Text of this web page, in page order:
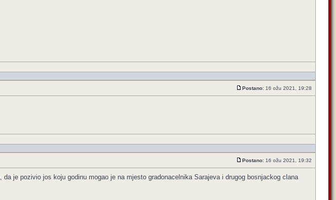
Postano: 16 ožu 2021, 19:28
Postano: 16 ožu 2021, 19:32
je pozivio jos koju godinu mogao je na mjesto gradonacelnika Sarajeva i drugog bosnjackog clana